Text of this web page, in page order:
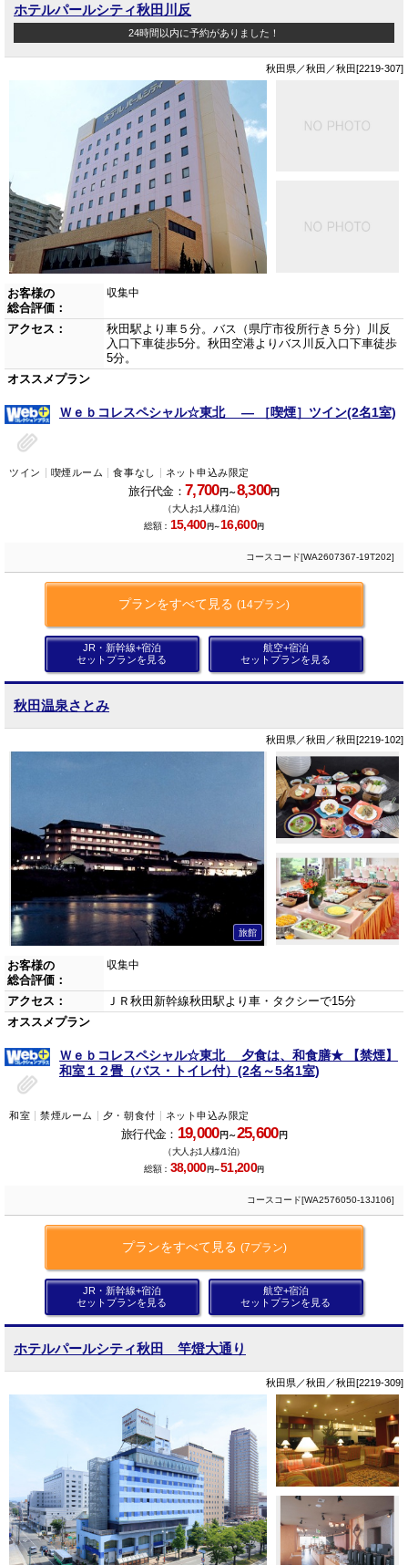
ホテルパールシティ秋田川反
24時間以内に予約がありました！
秋田県／秋田／秋田[2219-307]
お客様の
総合評価：
収集中
アクセス：
秋田駅より車５分。バス（県庁市役所行き５分）川反
入口下車徒歩5分。秋田空港よりバス川反入口下車徒歩
5分。
オススメプラン
Ｗｅｂコレスペシャル☆東北 ― ［喫煙］ツイン(2名1室)
ツイン 喫煙ルーム 食事なし ネット申込み限定
旅行代金： 7,700円～8,300円
（大人お1人様/1泊）
総額： 15,400円～16,600円
コースコード[WA2607367-19T202]
プランをすべて見る (14プラン)
JR・新幹線+宿泊
セットプランを見る
航空+宿泊
セットプランを見る
秋田温泉さとみ
秋田県／秋田／秋田[2219-102]
旅館
お客様の
総合評価：
収集中
アクセス：
ＪＲ秋田新幹線秋田駅より車・タクシーで15分
オススメプラン
Ｗｅｂコレスペシャル☆東北 夕食は、和食膳★ 【禁煙】
和室１２畳（バス・トイレ付）(2名～5名1室)
和室 禁煙ルーム 夕・朝食付 ネット申込み限定
旅行代金： 19,000円～25,600円
（大人お1人様/1泊）
総額： 38,000円～51,200円
コースコード[WA2576050-13J106]
プランをすべて見る (7プラン)
JR・新幹線+宿泊
セットプランを見る
航空+宿泊
セットプランを見る
ホテルパールシティ秋田 竿燈大通り
秋田県／秋田／秋田[2219-309]